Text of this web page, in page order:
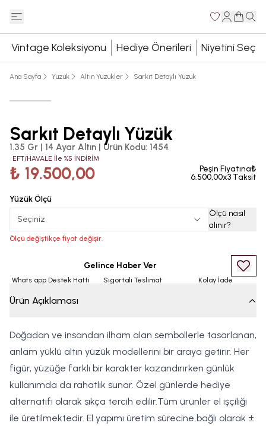
Vintage Koleksiyonu Hediye Önerileri Niyetini Seç
Ana Sayfa Yüzük Altın Yüzükler Sarkıt Detaylı Yüzük
Sarkıt Detaylı Yüzük
1.35 Gr | 14 Ayar Altın | Ürün Kodu: 1454
EFT/HAVALE İle %5 İNDİRİM
₺ 19.500,00
Peşin Fiyatına₺
6.500,00x3 Taksit
Yüzük Ölçü
Seçiniz
Ölçü nasıl
alınır?
Ölçü değiştikçe fiyat değişir.
Gelince Haber Ver
Whats app Destek Hattı Sigortalı Teslimat Kolay İade
Ürün Açıklaması
Doğadan ve insandan ilham alan sembollerle tasarlanan,
anlam yüklü altın yüzük modellerini bir araya getirir. Her
figür, yüzüğe farklı bir karakter kazandırırken günlük
kullanımda da rahatlık sunar. Özel günlerde hediye
alternatifi olarak sıkça tercih edilir.Tüm ürünler el işçiliği
ile üretilmektedir. El yapımı üretim sürecine bağlı olarak ±